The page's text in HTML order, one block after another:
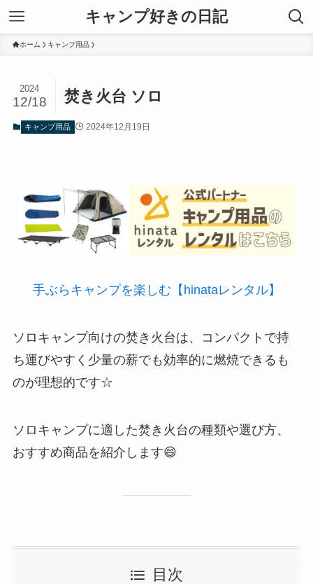
キャンプ好きの日記
ホーム キャンプ用品
焚き火台 ソロ
2024
12/18
キャンプ用品 2024年12月19日
手ぶらキャンプを楽しむ【hinataレンタル】
ソロキャンプ向けの焚き火台は、コンパクトで持
ち運びやすく少量の薪でも効率的に燃焼できるも
のが理想的です☆
ソロキャンプに適した焚き火台の種類や選び方、
おすすめ商品を紹介します😄
目次